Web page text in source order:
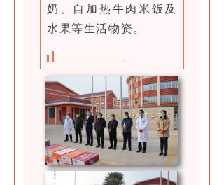
奶、自加热牛肉米饭及
水果等生活物资。